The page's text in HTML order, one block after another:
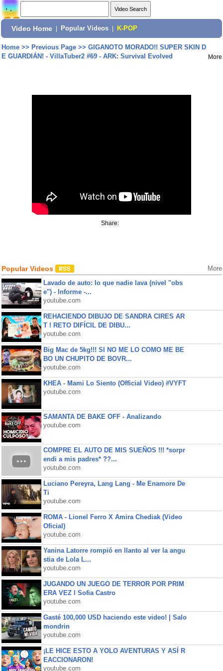
Video Home Popular Videos K-POP
Home>> Previous Page>> GIGANOTO MORADO!! SUPER SKIN D
E GUARDIÁN! - VillaTuber2 #69 - ARK: Survival Evolved
More
Share:
Popular Videos More
Lavado de auto: lo que nadie lava (nivel "obs
e") - Informe -...
youtube.com
REHACIENDO DIBUJO DE SANDRA CIRES AR
T ! RETO DIFÍCIL DE DIBU...
youtube.com
Big Mac de 5kg!!! SI NO ME LO COMO ME BE
BO UN CHUPITO DE BOVR...
youtube.com
KHEA - Mami Lo Siento (Official Video) #VYFT
youtube.com
SAMANTA DE BAKE OFF - Analizando
youtube.com
COMPRE EL AUTO DE MIS SUEÑOS !!! *sorpr
endi a mis padres* ??...
youtube.com
Luciano Pereyra, Lang Lang - Me Enamore De
Ti
youtube.com
ROMA - Lionel Ferro X Amira Chediak (Video
Oficial)
youtube.com
Yanina Latorre rompió en llanto al ver la angu
stia de Lola L...
youtube.com
JUGANDO UN JUEGO DE TERROR POR PRIM
ERA VEZ l Sofia Castro
youtube.com
Gasté 100,000 USD haciendo este video! | Salo
mondrin
youtube.com
¡LE HICE ESTO A YOLO AVENTURAS Y ASÍ R
EACCIONARON!
youtube.com